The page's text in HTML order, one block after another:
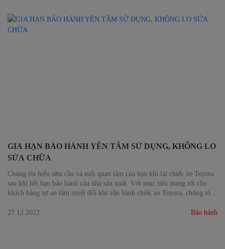
GIA HẠN BẢO HÀNH YÊN TÂM SỬ DỤNG, KHÔNG LO
SỬA CHỮA
Chúng tôi hiểu nhu cầu và mối quan tâm của bạn khi lái chiếc xe Toyota
sau khi hết hạn bảo hành của nhà sản xuất. Với mục tiêu mang tới cho
khách hàng sự an tâm tuyệt đối khi vận hành chiếc xe Toyota, chúng tôi
hãng chỉ dành riêng cho xe Toyota.
27.12.2022 Bảo hành